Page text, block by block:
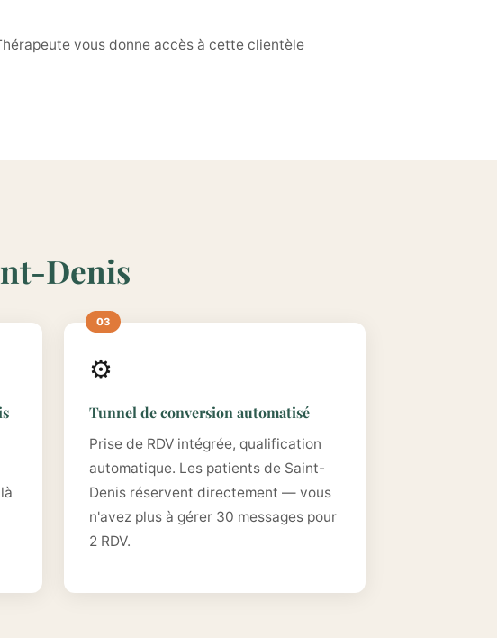
vous donne accès à cette clientèle
Denis
⚙️
Tunnel de conversion automatisé
Prise de RDV intégrée, qualification
automatique. Les patients de Saint-
Denis réservent directement — vous
n'avez plus à gérer 30 messages pour
2 RDV.